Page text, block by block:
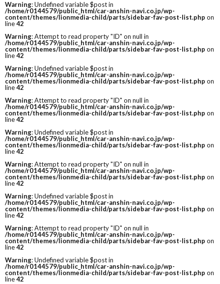
Warning: Undefined variable $post in
/home/r0144579/public_html/car-anshin-navi.co.jp/wp-
content/themes/lionmedia-child/parts/sidebar-fav-post-list.php on
line42
Warning: Attempt to read property "ID" on null in
/home/r0144579/public_html/car-anshin-navi.co.jp/wp-
content/themes/lionmedia-child/parts/sidebar-fav-post-list.php on
line42
Warning: Undefined variable $post in
/home/r0144579/public_html/car-anshin-navi.co.jp/wp-
content/themes/lionmedia-child/parts/sidebar-fav-post-list.php on
line42
Warning: Attempt to read property "ID" on null in
/home/r0144579/public_html/car-anshin-navi.co.jp/wp-
content/themes/lionmedia-child/parts/sidebar-fav-post-list.php on
line42
Warning: Undefined variable $post in
/home/r0144579/public_html/car-anshin-navi.co.jp/wp-
content/themes/lionmedia-child/parts/sidebar-fav-post-list.php on
line42
Warning: Attempt to read property "ID" on null in
/home/r0144579/public_html/car-anshin-navi.co.jp/wp-
content/themes/lionmedia-child/parts/sidebar-fav-post-list.php on
line42
Warning: Undefined variable $post in
/home/r0144579/public_html/car-anshin-navi.co.jp/wp-
content/themes/lionmedia-child/parts/sidebar-fav-post-list.php on
line42
Warning: Attempt to read property "ID" on null in
/home/r0144579/public_html/car-anshin-navi.co.jp/wp-
content/themes/lionmedia-child/parts/sidebar-fav-post-list.php on
line42
Warning: Undefined variable $post in
/home/r0144579/public_html/car-anshin-navi.co.jp/wp-
content/themes/lionmedia-child/parts/sidebar-fav-post-list.php on
line42